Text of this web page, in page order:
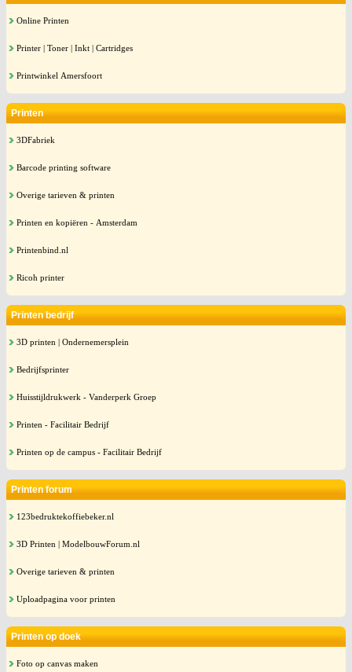
Online Printen
Printer | Toner | Inkt | Cartridges
Printwinkel Amersfoort
Printen
3DFabriek
Barcode printing software
Overige tarieven & printen
Printen en kopiëren - Amsterdam
Printenbind.nl
Ricoh printer
Printen bedrijf
3D printen | Ondernemersplein
Bedrijfsprinter
Huisstijldrukwerk - Vanderperk Groep
Printen - Facilitair Bedrijf
Printen op de campus - Facilitair Bedrijf
Printen forum
123bedruktekoffiebeker.nl
3D Printen | ModelbouwForum.nl
Overige tarieven & printen
Uploadpagina voor printen
Printen op doek
Foto op canvas maken